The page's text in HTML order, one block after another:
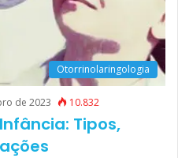
Otorrinolaringologia
de 2023 10.832
Tipos,